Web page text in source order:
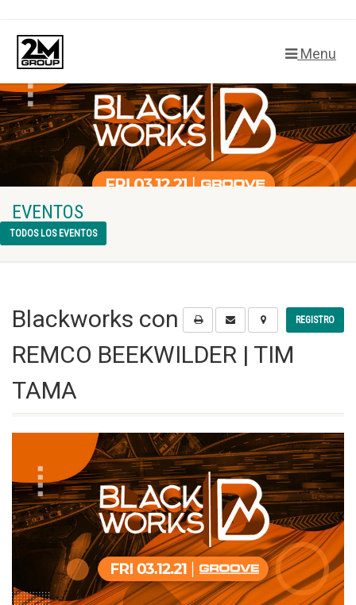
Menu
EVENTOS
TODOS LOS EVENTOS
REGISTRO
Blackworks con
REMCO BEEKWILDER | TIM
TAMA